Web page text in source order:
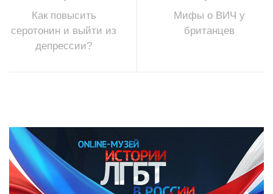
Как повысить
серотонин и выйти из
депрессии?
Мифы о ВИЧ у
британцев